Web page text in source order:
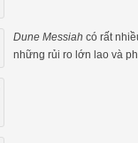
Dune Messiah có rất
những rủi ro lớn lao và